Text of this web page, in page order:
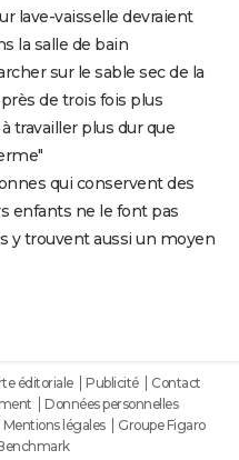
lave-vaisselle devraient
la salle de bain
sur le sable sec de la
de trois fois plus
travailler plus dur que
qui conservent des
enfants ne le font pas
y trouvent aussi un moyen
éditoriale Publicité
Contact
Données personnelles
Mentions légales
Groupe Figaro